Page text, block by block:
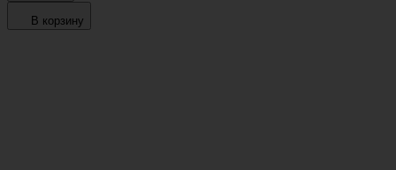
В корзину